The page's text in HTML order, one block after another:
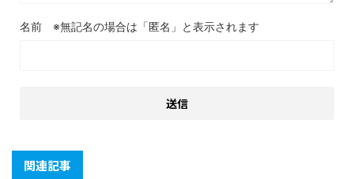
名前
関連記事